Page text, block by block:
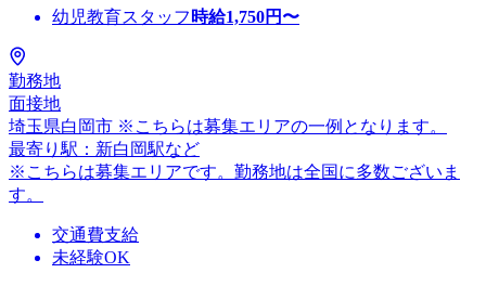
幼児教育スタッフ 時給1,750円〜
勤務地
面接地
埼玉県白岡市 ※こちらは募集エリアの一例となります。
最寄り駅：新白岡駅など
※こちらは募集エリアです。勤務地は全国に多数ございま
す。
交通費支給
未経験OK